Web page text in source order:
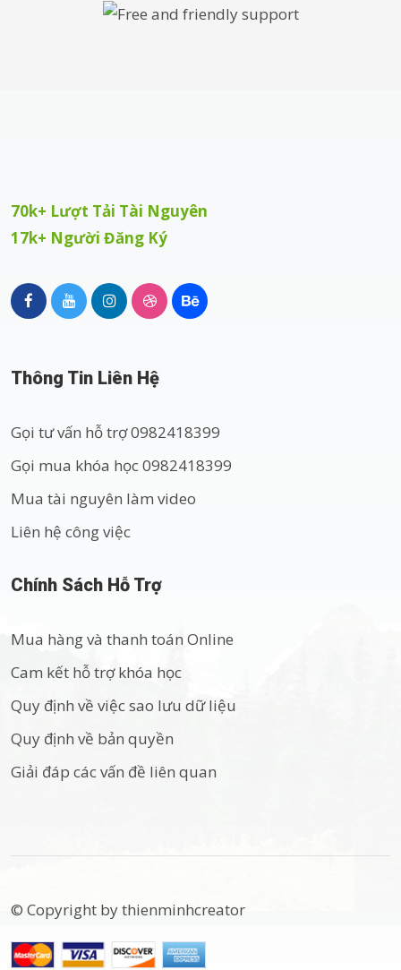
70k+ Lượt Tải Tài Nguyên
17k+ Người Đăng Ký
Thông Tin Liên Hệ
Gọi tư vấn hỗ trợ 0982418399
Gọi mua khóa học 0982418399
Mua tài nguyên làm video
Liên hệ công việc
Chính Sách Hỗ Trợ
Mua hàng và thanh toán Online
Cam kết hỗ trợ khóa học
Quy định về việc sao lưu dữ liệu
Quy định về bản quyền
Giải đáp các vấn đề liên quan
© Copyright by thienminhcreator